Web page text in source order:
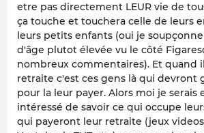
etre pas directement LEUR vie de
ça touche et touchera celle de leurs
leurs petits enfants (oui je
d'âge plutot élevée vu le côté
nombreux commentaires). Et quand
retraite c'est ces gens là qui devront
pour la leur payer. Alors moi je serais
intéressé de savoir ce qui occupe
qui payeront leur retraite (jeux